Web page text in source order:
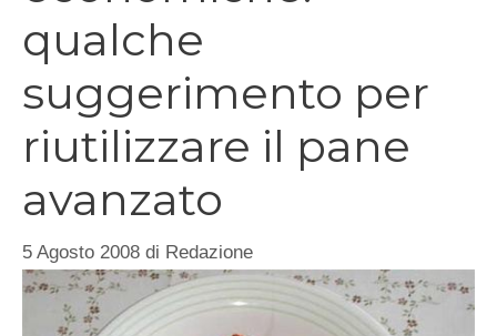
qualche
suggerimento per
riutilizzare il pane
avanzato
5 Agosto 2008 di Redazione